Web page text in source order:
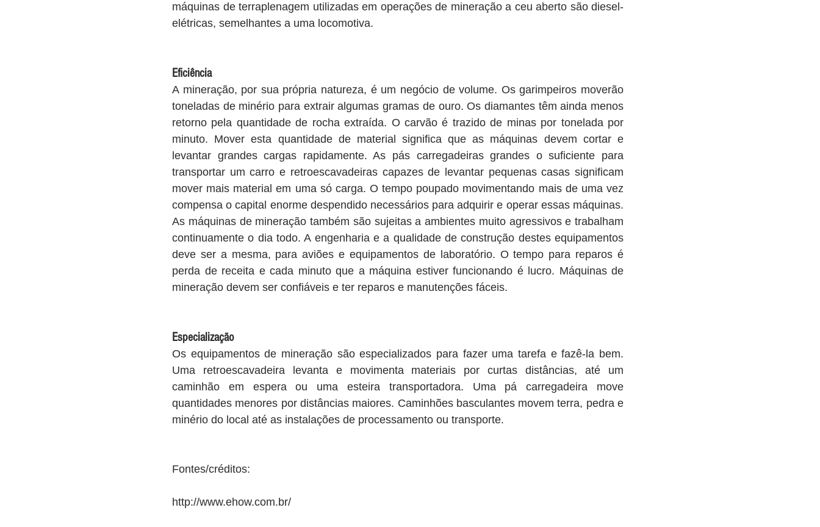
máquinas de terraplenagem utilizadas em operações de mineração a ceu aberto são diesel-
elétricas, semelhantes a uma locomotiva.
Eficiência
A mineração, por sua própria natureza, é um negócio de volume. Os garimpeiros moverão
toneladas de minério para extrair algumas gramas de ouro. Os diamantes têm ainda menos
retorno pela quantidade de rocha extraída. O carvão é trazido de minas por tonelada por
minuto. Mover esta quantidade de material significa que as máquinas devem cortar e
levantar grandes cargas rapidamente. As pás carregadeiras grandes o suficiente para
transportar um carro e retroescavadeiras capazes de levantar pequenas casas significam
mover mais material em uma só carga. O tempo poupado movimentando mais de uma vez
compensa o capital enorme despendido necessários para adquirir e operar essas máquinas.
As máquinas de mineração também são sujeitas a ambientes muito agressivos e trabalham
continuamente o dia todo. A engenharia e a qualidade de construção destes equipamentos
deve ser a mesma, para aviões e equipamentos de laboratório. O tempo para reparos é
perda de receita e cada minuto que a máquina estiver funcionando é lucro. Máquinas de
mineração devem ser confiáveis e ter reparos e manutenções fáceis.
Especialização
Os equipamentos de mineração são especializados para fazer uma tarefa e fazê-la bem.
Uma retroescavadeira levanta e movimenta materiais por curtas distâncias, até um
caminhão em espera ou uma esteira transportadora. Uma pá carregadeira move
quantidades menores por distâncias maiores. Caminhões basculantes movem terra, pedra e
minério do local até as instalações de processamento ou transporte.
Fontes/créditos:
http://www.ehow.com.br/